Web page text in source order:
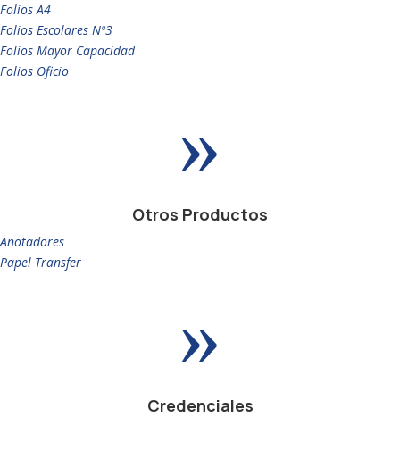
Folios A4
Folios Escolares Nº3
Folios Mayor Capacidad
Folios Oficio
»
Otros Productos
Anotadores
Papel Transfer
»
Credenciales